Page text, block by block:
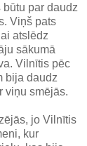
par daudz
Viņš pats
atslēdz
sākumā
Vilnītis pēc
bija daudz
viņu smējās.
jo Vilnītis
kur